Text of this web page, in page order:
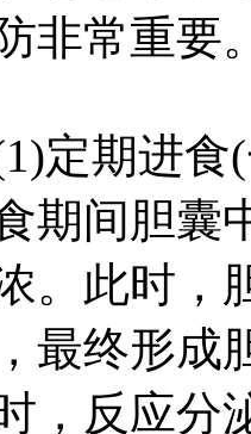
非常重要
期进食(
期间胆囊
。此时，
最终形成
，反应分